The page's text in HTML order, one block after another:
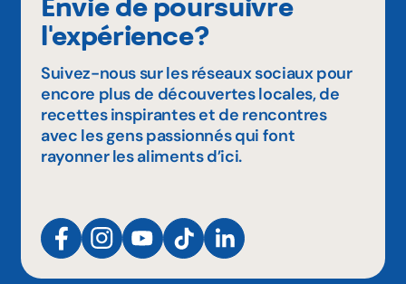
l'expérience?
Suivez-nous sur les réseaux sociaux pour
encore plus de découvertes locales, de
recettes inspirantes et de rencontres
avec les gens passionnés qui font
rayonner les aliments d’ici.